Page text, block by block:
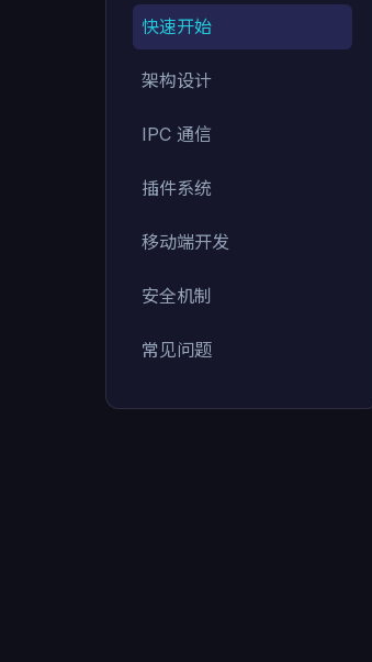
快速开始
架构设计
IPC 通信
插件系统
移动端开发
安全机制
常见问题